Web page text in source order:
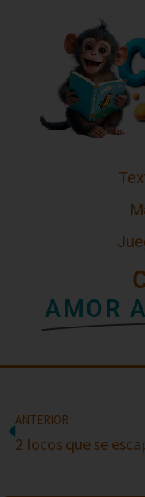
AMOR
ANTERIOR
2 locos que se